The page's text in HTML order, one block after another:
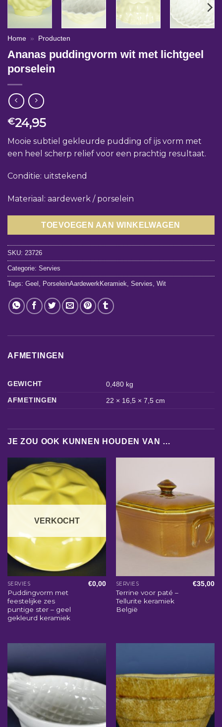
Home » Producten
Ananas puddingvorm wit met lichtgeel
porselein
€24,95
Mooie subtiel gekleurde pudding of ijs vorm met
een heel scherp relief voor een prachtig resultaat.
Conditie: uitstekend
Materiaal: aardewerk / porselein
TOEVOEGEN AAN WINKELWAGEN
SKU: 23726
Categorie: Servies
Tags: Geel PorseleinAardewerkKeramiek Servies Wit
AFMETINGEN
GEWICHT
0,480 kg
AFMETINGEN
22 × 16,5 × 7,5 cm
JE ZOU OOK KUNNEN HOUDEN VAN …
VERKOCHT
SERVIES
Puddingvorm met
feestelijke zes
puntige ster – geel
gekleurd keramiek
€0,00 SERVIES
Terrine voor paté –
Tellurite keramiek
België
€35,00